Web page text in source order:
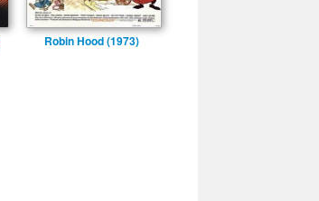
Robin Hood (1973)